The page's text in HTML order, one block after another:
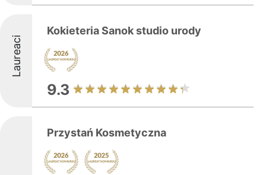
Laureaci
Kokieteria Sanok studio urody
9.3
Przystań Kosmetyczna